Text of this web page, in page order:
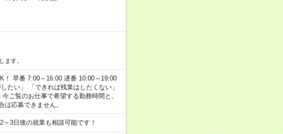
す。
！ 早番 7:00～16:00 遅番 10:00～19:00
たい」 「できれば残業はしたくない」
ご覧のお仕事で希望する勤務時間と、
応募できません。
3日後の就業も相談可能です！